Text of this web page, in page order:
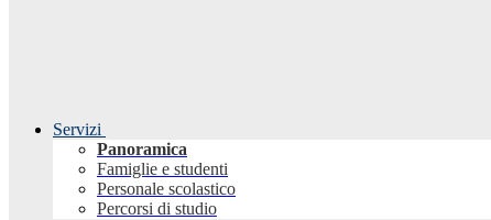
Servizi
Panoramica
Famiglie e studenti
Personale scolastico
Percorsi di studio